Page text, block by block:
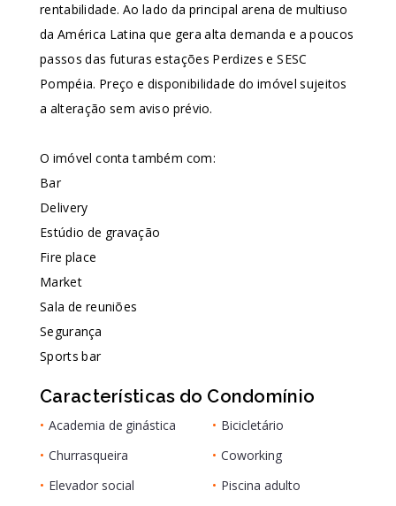
rentabilidade. Ao lado da principal arena de multiuso
da América Latina que gera alta demanda e a poucos
passos das futuras estações Perdizes e SESC
Pompéia. Preço e disponibilidade do imóvel sujeitos
a alteração sem aviso prévio.
O imóvel conta também com:
Bar
Delivery
Estúdio de gravação
Fire place
Market
Sala de reuniões
Segurança
Sports bar
Características do Condomínio
• Academia de ginástica • Bicicletário
• Churrasqueira • Coworking
• Elevador social • Piscina adulto